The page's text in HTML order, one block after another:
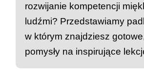
rozwijanie kompetencji
ludźmi? Przedstawiamy
w którym znajdziesz
pomysły na inspirujące